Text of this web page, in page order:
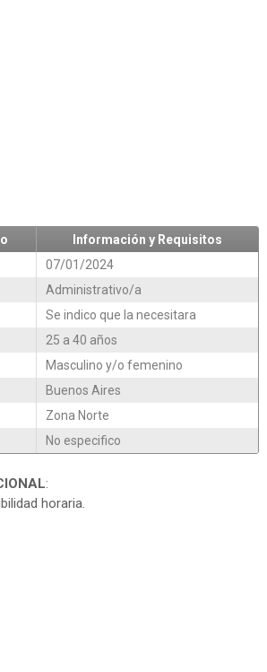
Información y Requisitos
07/01/2024
Administrativo/a
Se indico que la necesitara
25 a 40 años
Masculino y/o femenino
Buenos Aires
Zona Norte
No especifico
:
horaria.